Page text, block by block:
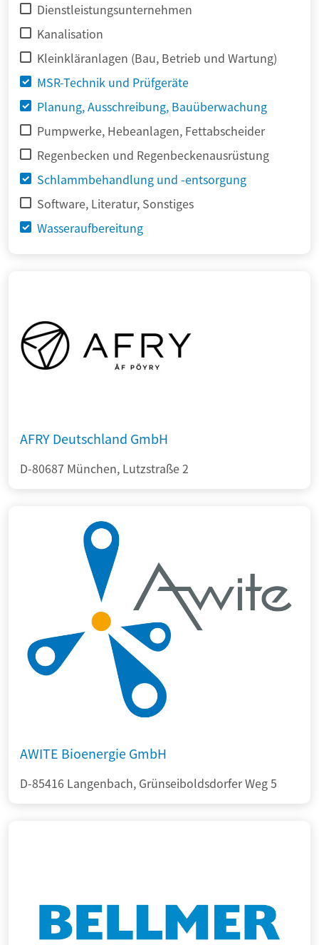
Dienstleistungsunternehmen
Kanalisation
Kleinkläranlagen (Bau, Betrieb und Wartung)
MSR-Technik und Prüfgeräte
Planung, Ausschreibung, Bauüberwachung
Pumpwerke, Hebeanlagen, Fettabscheider
Regenbecken und Regenbeckenausrüstung
Schlammbehandlung und -entsorgung
Software, Literatur, Sonstiges
Wasseraufbereitung
AFRY Deutschland GmbH
D-80687 München, Lutzstraße 2
AWITE Bioenergie GmbH
D-85416 Langenbach, Grünseiboldsdorfer Weg 5